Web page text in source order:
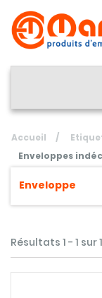
Accueil /
Enveloppes
Enveloppe
Résultats 1 - 1 sur